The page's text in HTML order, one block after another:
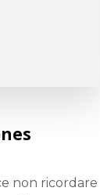
non ricordare